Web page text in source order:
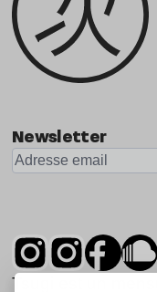
Newsletter
Tsugi est un